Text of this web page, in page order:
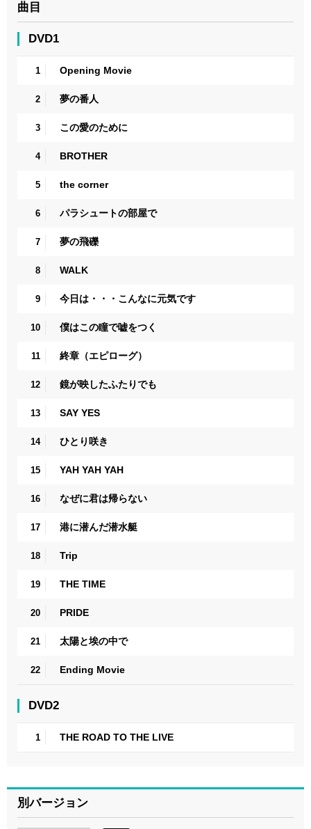
曲目
DVD1
1 Opening Movie
2 夢の番人
3 この愛のために
4 BROTHER
5 the corner
6 パラシュートの部屋で
7 夢の飛礫
8 WALK
9 今日は・・・こんなに元気です
10 僕はこの瞳で嘘をつく
11 終章（エピローグ）
12 鏡が映したふたりでも
13 SAY YES
14 ひとり咲き
15 YAH YAH YAH
16 なぜに君は帰らない
17 港に潜んだ潜水艇
18 Trip
19 THE TIME
20 PRIDE
21 太陽と埃の中で
22 Ending Movie
DVD2
1 THE ROAD TO THE LIVE
別バージョン